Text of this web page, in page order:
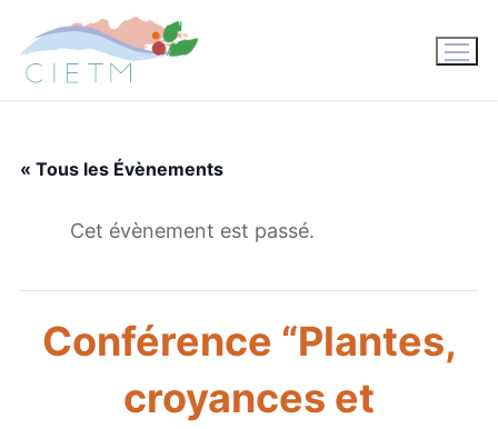
contenu
« Tous les Évènements
Cet évènement est passé.
Conférence “Plantes,
croyances et